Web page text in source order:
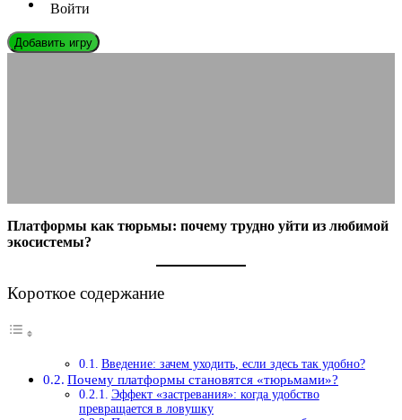
Войти
Добавить игру
Платформы как тюрьмы: почему трудно уйти из любимой
экосистемы?
Короткое содержание
Введение: зачем уходить, если здесь так удобно?
Почему платформы становятся «тюрьмами»?
Эффект «застревания»: когда удобство
превращается в ловушку